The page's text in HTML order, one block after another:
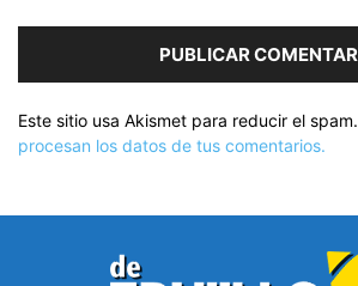
Este sitio usa Akismet para reducir el spam.
procesan los datos de tus comentarios.